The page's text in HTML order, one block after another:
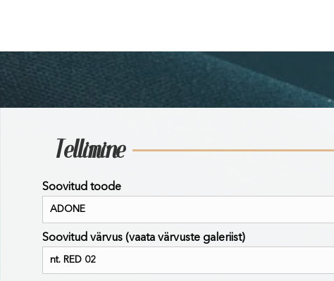
Tellimine
Soovitud toode
Soovitud värvus (vaata värvuste galeriist)